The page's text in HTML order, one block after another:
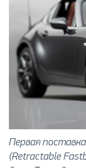
КОНТАКТЫ
Первая
(Retractable